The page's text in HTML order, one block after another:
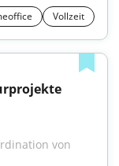
Vollzeit
von